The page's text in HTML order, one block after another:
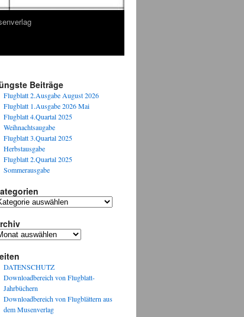
Beiträge
Flugblatt 2.Ausgabe August 2026
Flugblatt 1.Ausgabe 2026 Mai
Flugblatt 4.Quartal 2025
Weihnachtsaugabe
Flugblatt 3.Quartal 2025
Herbstausgabe
Flugblatt 2.Quartal 2025
Sommerausgabe
DATENSCHUTZ
Downloadbereich von Flugblatt-
Jahrbüchern
Downloadbereich von Flugblättern aus
dem Musenverlag